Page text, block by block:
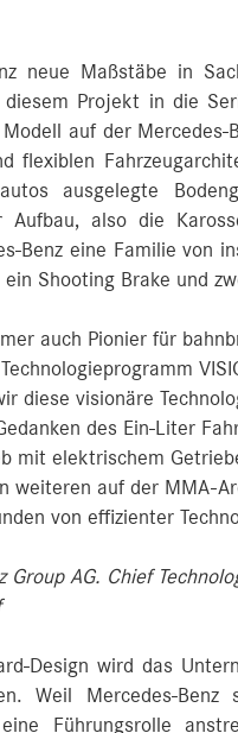
neue Maßstäbe in
Projekt in die
auf der Mercedes-
flexiblen
ausgelegte
Aufbau, also die
Benz eine Familie von
Shooting Brake und
auch Pionier für
diese visionäre
des Ein-Liter
mit elektrischem
weiteren auf der MMA-
von effizienter
AG. Chief
Design wird das
Weil Mercedes-Benz
Führungsrolle